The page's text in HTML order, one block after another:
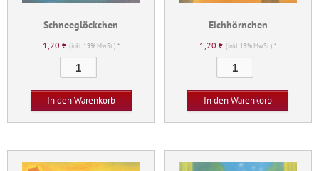
Schneeglöckchen
1,20 € (inkl. 19% MwSt.) *
Menge
In den Warenkorb
Eichhörnchen
1,20€ (inkl. 19% MwSt.) *
Menge
In den Warenkorb